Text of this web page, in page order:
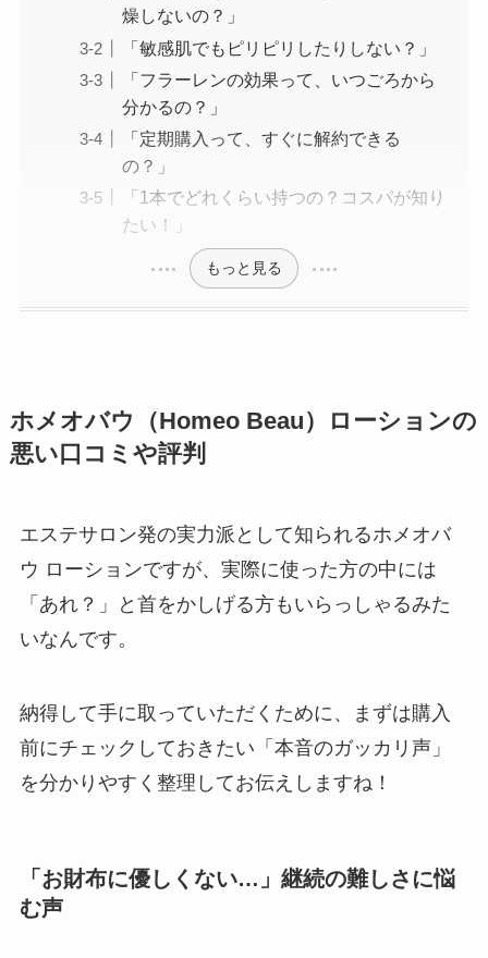
燥しないの？」
「敏感肌でもピリピリしたりしない？」
「フラーレンの効果って、いつごろから
分かるの？」
「定期購入って、すぐに解約できる
の？」
「1本でどれくらい持つの？コスパが知り
たい！」
もっと見る
ホメオバウ（Homeo Beau）ローションの
悪い口コミや評判
エステサロン発の実力派として知られるホメオバ
ウ ローションですが、実際に使った方の中には
「あれ？」と首をかしげる方もいらっしゃるみた
いなんです。
納得して手に取っていただくために、まずは購入
前にチェックしておきたい「本音のガッカリ声」
を分かりやすく整理してお伝えしますね！
「お財布に優しくない…」継続の難しさに悩
む声